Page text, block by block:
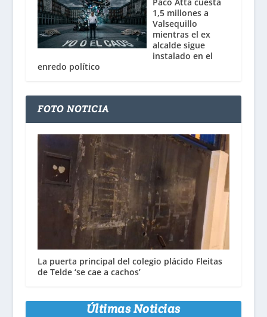
1,5 millones a
Valsequillo
mientras el ex
alcalde sigue
instalado en el
enredo político
FOTO NOTICIA
La puerta principal del colegio plácido Fleitas
de Telde ‘se cae a cachos’
Últimas Noticias